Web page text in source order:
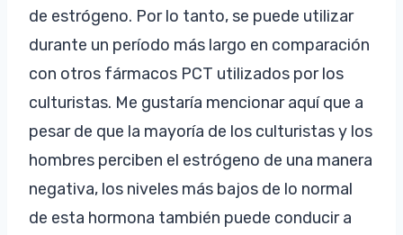
de estrógeno. Por lo tanto, se puede utilizar
durante un período más largo en comparación
con otros fármacos PCT utilizados por los
culturistas. Me gustaría mencionar aquí que a
pesar de que la mayoría de los culturistas y los
hombres perciben el estrógeno de una manera
negativa, los niveles más bajos de lo normal
de esta hormona también puede conducir a